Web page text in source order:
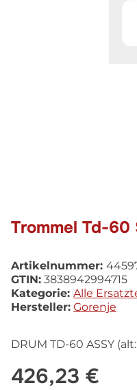
Trommel Td-60
Artikelnummer:
GTIN: 3838942994715
Kategorie: Alle
Hersteller: Gorenje
DRUM TD-60 ASSY
426,23 €